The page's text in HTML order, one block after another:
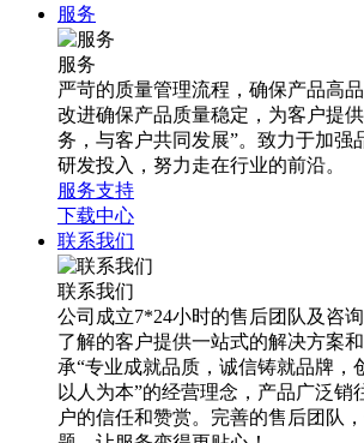
服务
服务
严苛的质量管理流程，确保产品高
改进确保产品质量稳定，为客户提
务，与客户共同发展”。致力于加强
研发投入，努力走在行业的前沿。
服务支持
下载中心
联系我们
联系我们
公司成立7*24小时的售后团队及咨
了解的客户提供一站式的解决方案
承“专业成就品质，诚信铸就品牌，
以人为本”的经营理念，产品广泛销
户的信任和赞赏。完善的售后团队